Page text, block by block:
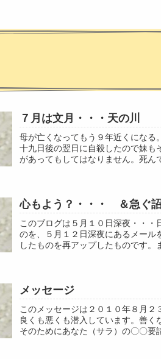
７月は文月・・・天の川
母が亡くなってもう９年近くになる
十九日後の翌日に自殺したので妹
があってもしてはなりません。死ん
心もよう？・・・ ＆急
このブログは５月１０日深夜・・
のを、５月１２日深夜にあるメール
したものを再アップしたものです。
メッセージ
このメッセージは２０１０年８月
良くも悪くも潜入しています。善く
そのためにあなた（サラ）の〇〇要